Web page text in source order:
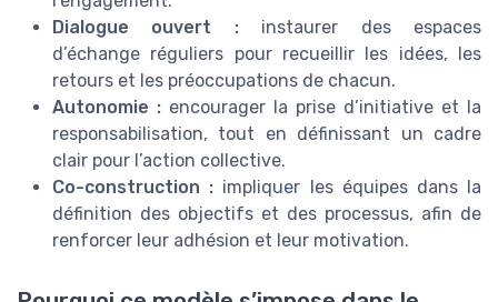
Dialogue ouvert :instaurer des espaces
d’échange réguliers pour recueillir les idées, les
retours et les préoccupations de chacun.
Autonomie : encourager la prise d’initiative et la
responsabilisation, tout en définissant un cadre
clair pour l’action collective.
Co-construction : impliquer les équipes dans la
définition des objectifs et des processus, afin de
renforcer leur adhésion et leur motivation.